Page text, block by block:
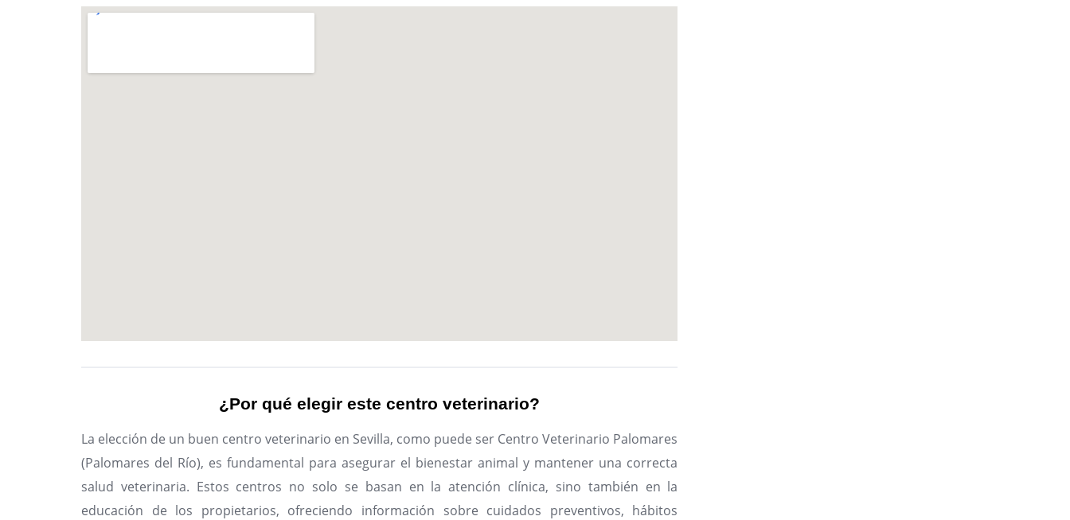
¿Por qué elegir este centro veterinario?
La elección de un buen centro veterinario en Sevilla, como puede ser Centro Veterinario Palomares
(Palomares del Río), es fundamental para asegurar el bienestar animal y mantener una correcta
salud veterinaria. Estos centros no solo se basan en la atención clínica, sino también en la
educación de los propietarios, ofreciendo información sobre cuidados preventivos, hábitos